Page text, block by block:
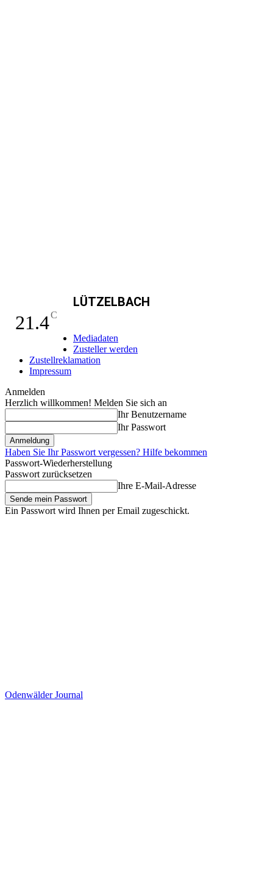
21.4C
LÜTZELBACH
Mediadaten
Zusteller werden
Zustellreklamation
Impressum
Anmelden
Herzlich willkommen! Melden Sie sich an
Ihr Benutzername
Ihr Passwort
Haben Sie Ihr Passwort vergessen? Hilfe bekommen
Passwort-Wiederherstellung
Passwort zurücksetzen
Ihre E-Mail-Adresse
Ein Passwort wird Ihnen per Email zugeschickt.
Odenwälder Journal